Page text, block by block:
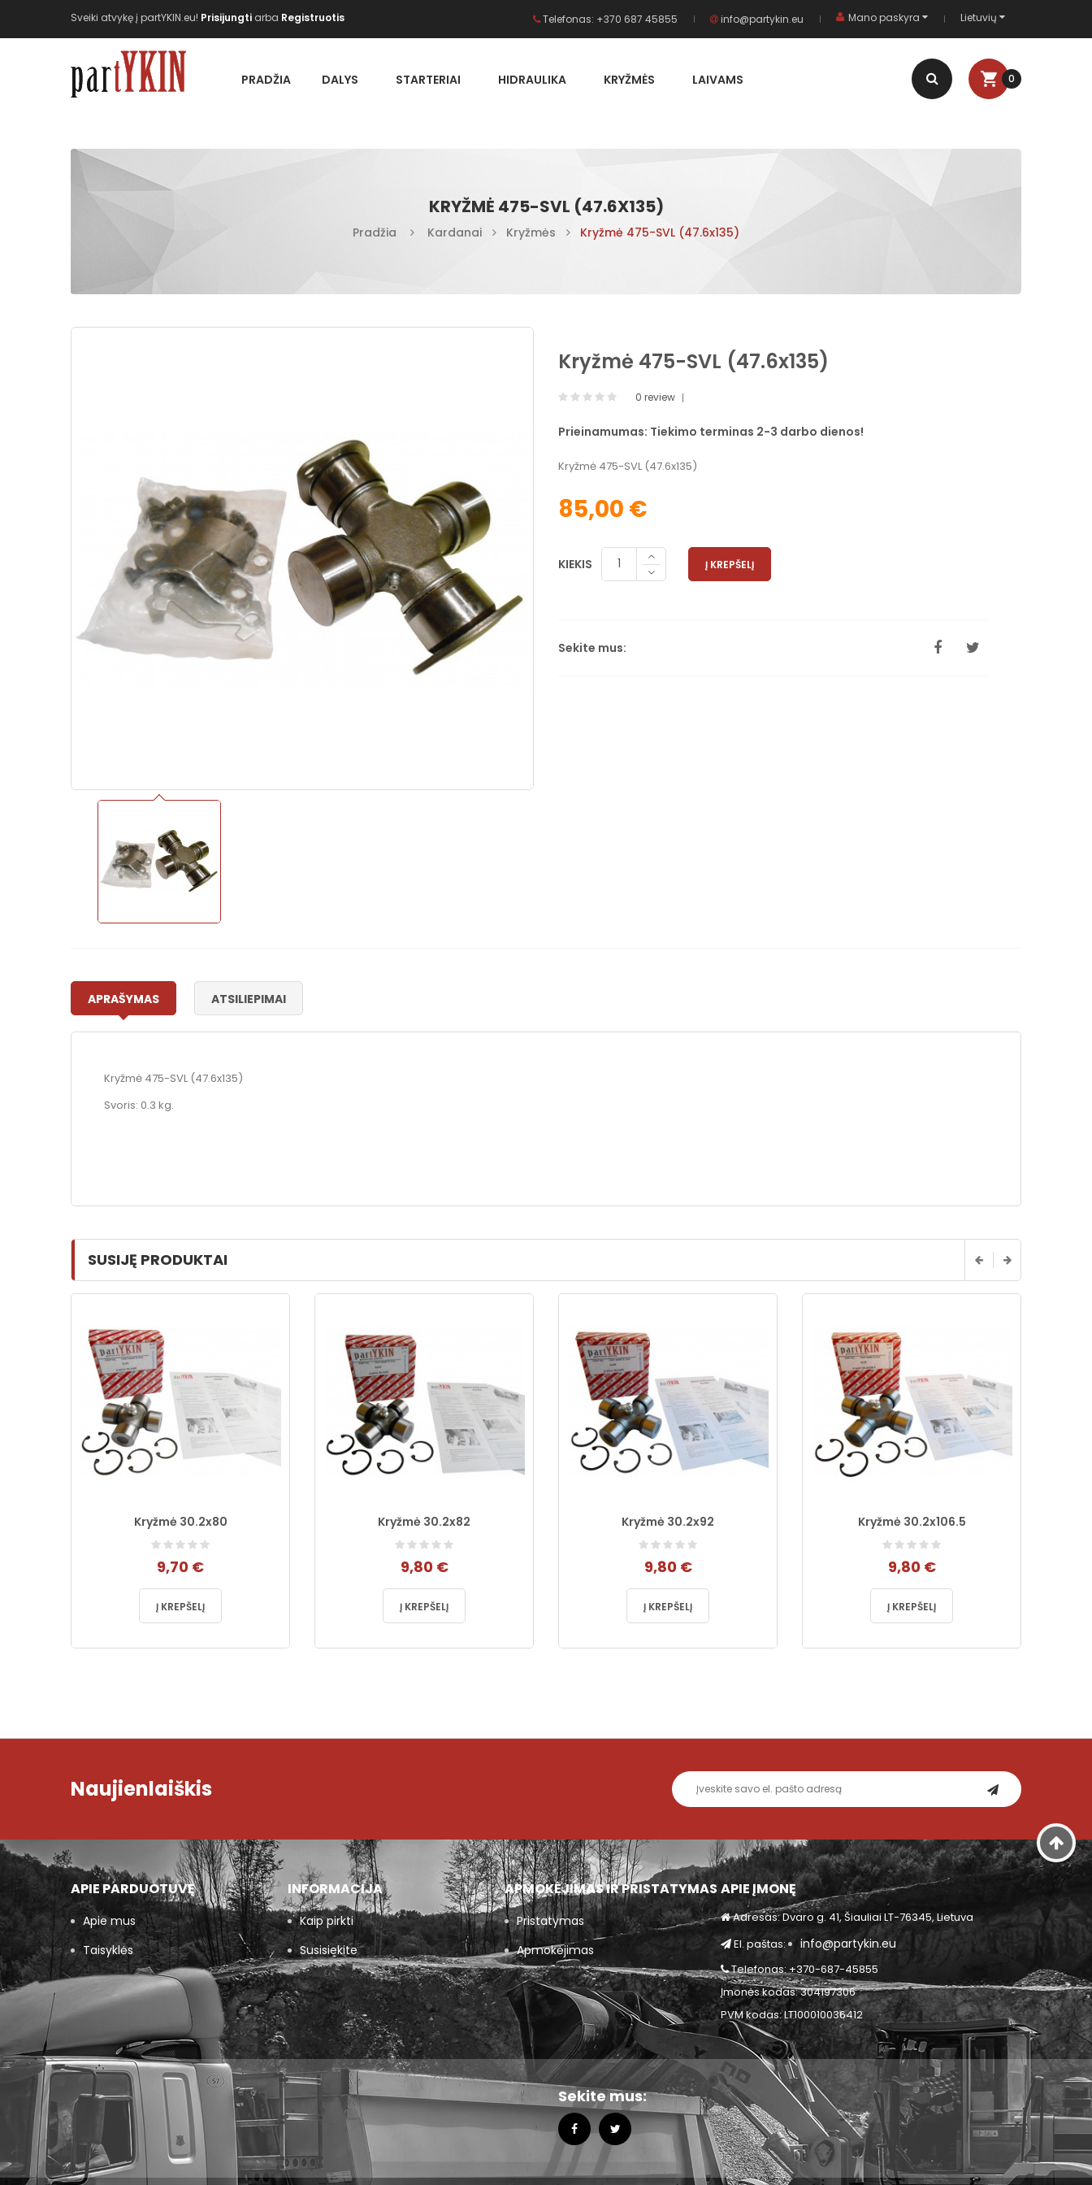
Sveiki atvykę į partYKIN.eu! Prisijungti arba Registruotis Telefonas: +370 687 45855 info@partykin.eu Mano paskyra Lietuvių
PRADŽIA DALYS STARTERIAI HIDRAULIKA KRYŽMĖS LAIVAMS 0
KRYŽMĖ 475-SVL (47.6X135)
Pradžia Kardanai Kryžmės Kryžmė 475-SVL (47.6x135)
Kryžmė 475-SVL (47.6x135)
0 review
Prieinamumas: Tiekimo terminas 2-3 darbo dienos!
Kryžmė 475-SVL (47.6x135)
85,00 €
KIEKIS Į KREPŠELĮ
Sekite mus:
APRAŠYMAS ATSILIEPIMAI
Kryžmė 475-SVL (47.6x135)
Svoris: 0.3 kg.
SUSIJĘ PRODUKTAI
Kryžmė 30.2x80
9,70 €
Į KREPŠELĮ
Kryžmė 30.2x82
9,80 €
Į KREPŠELĮ
Kryžmė 30.2x92
9,80 €
Į KREPŠELĮ
Kryžmė 30.2x106.5
9,80 €
Į KREPŠELĮ
Naujienlaiškis
APIE PARDUOTUVĘ
Apie mus
Taisyklės
INFORMACIJA
Kaip pirkti
Susisiekite
APMOKĖJIMAS IR PRISTATYMAS
Pristatymas
Apmokėjimas
APIE ĮMONĘ
Adresas: Dvaro g. 41, Šiauliai LT-76345, Lietuva
El. paštas:
info@partykin.eu
Telefonas: +370-687-45855
Įmonės kodas: 304197306
PVM kodas: LT100010036412
Sekite mus: